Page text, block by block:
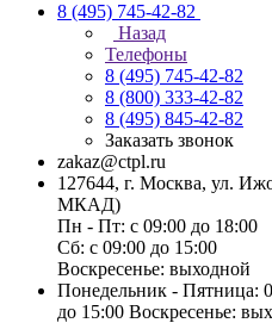
8 (495) 745-42-82
Назад
Телефоны
8 (495) 745-42-82
8 (800) 333-42-82
8 (495) 845-42-82
Заказать звонок
zakaz@ctpl.ru
127644, г. Москва, ул.
МКАД)
Пн - Пт: с 09:00 до 18:00
Сб: с 09:00 до 15:00
Воскресенье: выходной
Понедельник - Пятница:
до 15:00 Воскресенье: